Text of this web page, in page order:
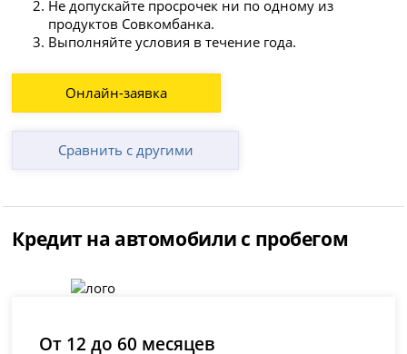
Не допускайте просрочек ни по одному из
продуктов Совкомбанка.
Выполняйте условия в течение года.
Онлайн-заявка
Сравнить с другими
Кредит на автомобили с пробегом
От 12 до 60 месяцев